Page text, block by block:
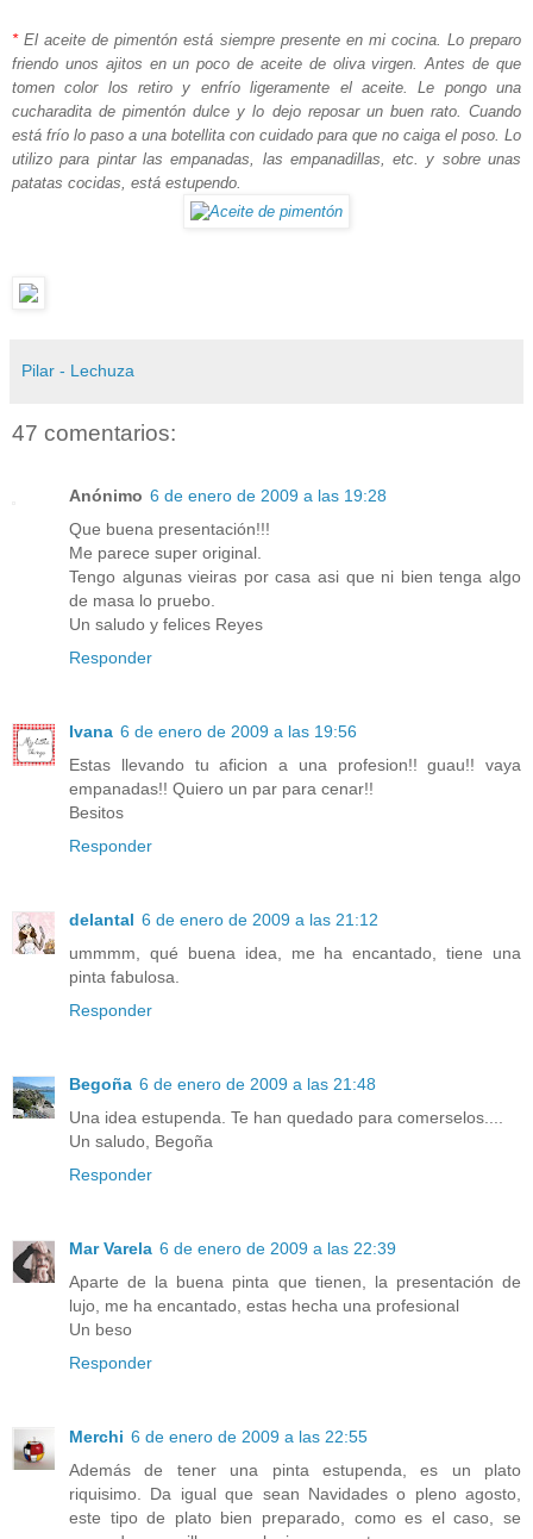
*El aceite de pimentón está siempre presente en mi cocina. Lo preparo
friendo unos ajitos en un poco de aceite de oliva virgen. Antes de que
tomen color los retiro y enfrío ligeramente el aceite. Le pongo una
cucharadita de pimentón dulce y lo dejo reposar un buen rato. Cuando
está frío lo paso a una botellita con cuidado para que no caiga el poso. Lo
utilizo para pintar las empanadas, las empanadillas, etc. y sobre unas
patatas cocidas, está estupendo.
Pilar - Lechuza
47 comentarios:
Anónimo 6 de enero de 2009 a las 19:28
Que buena presentación!!!
Me parece super original.
Tengo algunas vieiras por casa asi que ni bien tenga algo
de masa lo pruebo.
Un saludo y felices Reyes
Responder
Ivana 6 de enero de 2009 a las 19:56
Estas llevando tu aficion a una profesion!! guau!! vaya
empanadas!! Quiero un par para cenar!!
Besitos
Responder
delantal 6 de enero de 2009 a las 21:12
ummmm, qué buena idea, me ha encantado, tiene una
pinta fabulosa.
Responder
Begoña 6 de enero de 2009 a las 21:48
Una idea estupenda. Te han quedado para comerselos....
Un saludo, Begoña
Responder
Mar Varela 6 de enero de 2009 a las 22:39
Aparte de la buena pinta que tienen, la presentación de
lujo, me ha encantado, estas hecha una profesional
Un beso
Responder
Merchi 6 de enero de 2009 a las 22:55
Además de tener una pinta estupenda, es un plato
riquisimo. Da igual que sean Navidades o pleno agosto,
este tipo de plato bien preparado, como es el caso, se